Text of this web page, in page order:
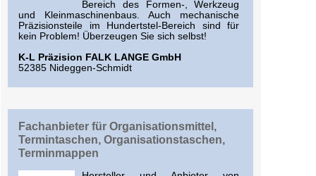
Bereich des Formen-, Werkzeug
und Kleinmaschinenbaus. Auch mechanische
Präzisionsteile im Hundertstel-Bereich sind für
kein Problem! Überzeugen Sie sich selbst!
K-L Präzision FALK LANGE GmbH
52385 Nideggen-Schmidt
Fachanbieter für Organisationsmittel,
Termintaschen, Organisationstaschen,
Terminmappen